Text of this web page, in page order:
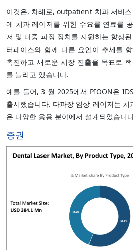
이것은, 차례로, outpatient 치과 서비
에 치과 레이저를 위한 수요를 연료를
저 및 다중 파장 장치를 지원하는 향상
터페이스와 함께 다른 요인이 추세를
촉진하고 새로운 시장 진출을 목표로
를 늘리고 있습니다.
예를 들어, 3 월 2025에서 PIOON은
출시했습니다. 다파장 임상 레이저는
은 다양한 응용 분야에서 설계되었습니
증권